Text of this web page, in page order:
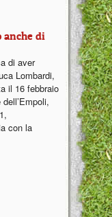
di
di aver
Lombardi,
il 16 febbraio
con la